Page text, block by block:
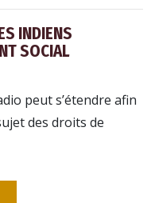
INDIENS
SOCIAL
peut s’étendre afin
des droits de